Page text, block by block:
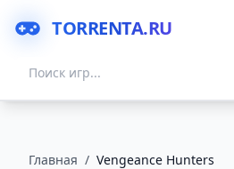
TORRENTA.RU
Главная / Vengeance Hunters